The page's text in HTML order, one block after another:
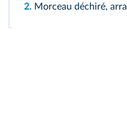
2. Morceau déchiré,